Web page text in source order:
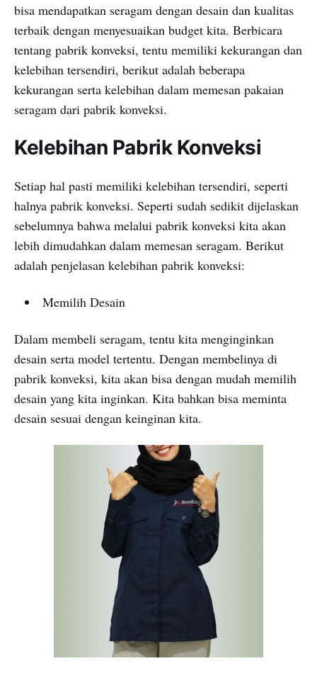
bisa mendapatkan seragam dengan desain dan kualitas
terbaik dengan menyesuaikan budget kita. Berbicara
tentang pabrik konveksi, tentu memiliki kekurangan dan
kelebihan tersendiri, berikut adalah beberapa
kekurangan serta kelebihan dalam memesan pakaian
seragam dari pabrik konveksi.
Kelebihan Pabrik Konveksi
Setiap hal pasti memiliki kelebihan tersendiri, seperti
halnya pabrik konveksi. Seperti sudah sedikit dijelaskan
sebelumnya bahwa melalui pabrik konveksi kita akan
lebih dimudahkan dalam memesan seragam. Berikut
adalah penjelasan kelebihan pabrik konveksi:
Memilih Desain
Dalam membeli seragam, tentu kita menginginkan
desain serta model tertentu. Dengan membelinya di
pabrik konveksi, kita akan bisa dengan mudah memilih
desain yang kita inginkan. Kita bahkan bisa meminta
desain sesuai dengan keinginan kita.